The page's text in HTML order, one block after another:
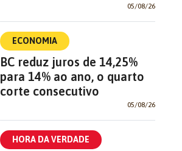
05/08/26
ECONOMIA
BC reduz juros de 14,25%
para 14% ao ano, o quarto
corte consecutivo
05/08/26
HORA DA VERDADE